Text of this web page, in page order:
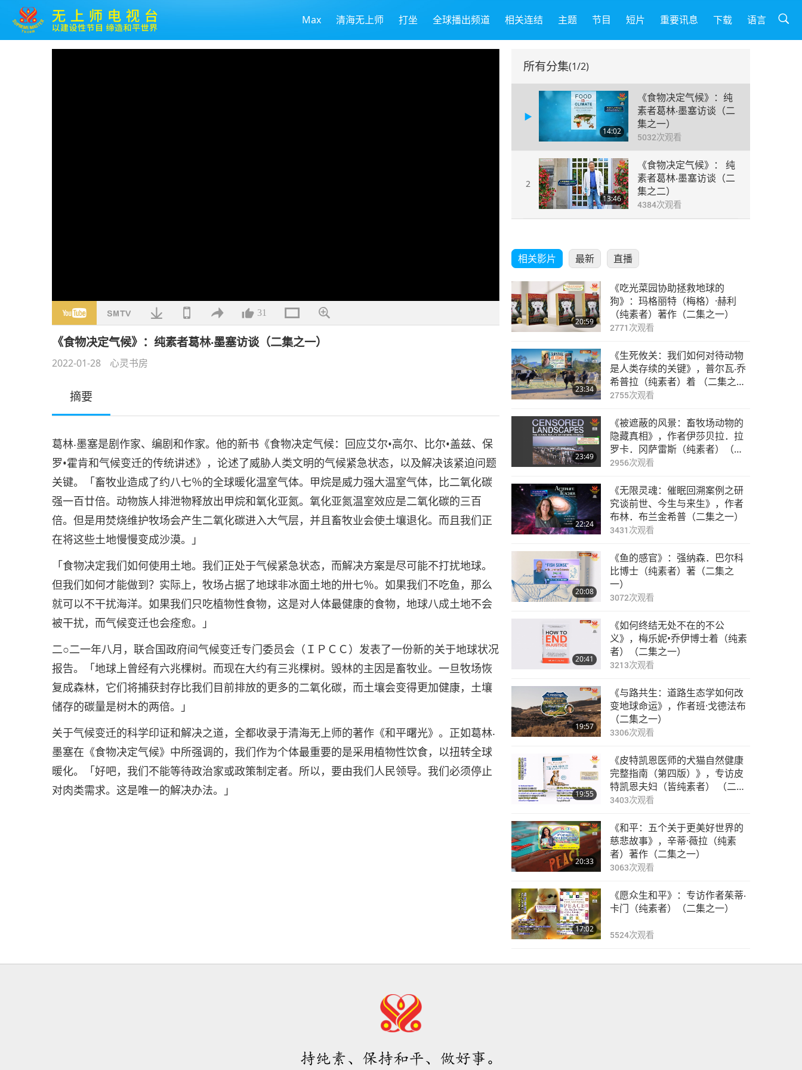
Max 清海无上师 打坐 全球播出频道 相关连结 主题 节目 短片 重要讯息 下载 语言
31
《食物决定气候》：纯素者葛林‧墨塞访谈（二集之一）
2022-01-28 心灵书房
摘要
葛林‧墨塞是剧作家、编剧和作家。他的新书《食物决定气候：回应艾尔•高尔、比尔•盖兹、保
罗•霍肯和气候变迁的传统讲述》，论述了威胁人类文明的气候紧急状态，以及解决该紧迫问题
关键。「畜牧业造成了约八七％的全球暖化温室气体。甲烷是威力强大温室气体，比二氧化碳
强一百廿倍。动物族人排泄物释放出甲烷和氧化亚氮。氧化亚氮温室效应是二氧化碳的三百
倍。但是用焚烧维护牧场会产生二氧化碳进入大气层，并且畜牧业会使土壤退化。而且我们正
在将这些土地慢慢变成沙漠。」
「食物决定我们如何使用土地。我们正处于气候紧急状态，而解决方案是尽可能不打扰地球。
但我们如何才能做到？实际上，牧场占据了地球非冰面土地的卅七％。如果我们不吃鱼，那么
就可以不干扰海洋。如果我们只吃植物性食物，这是对人体最健康的食物，地球八成土地不会
被干扰，而气候变迁也会痊愈。」
二○二一年八月，联合国政府间气候变迁专门委员会（ＩＰＣＣ）发表了一份新的关于地球状况
报告。「地球上曾经有六兆棵树。而现在大约有三兆棵树。毁林的主因是畜牧业。一旦牧场恢
复成森林，它们将捕获封存比我们目前排放的更多的二氧化碳，而土壤会变得更加健康，土壤
储存的碳量是树木的两倍。」
关于气候变迁的科学印证和解决之道，全都收录于清海无上师的著作《和平曙光》。正如葛林‧
墨塞在《食物决定气候》中所强调的，我们作为个体最重要的是采用植物性饮食，以扭转全球
暖化。「好吧，我们不能等待政治家或政策制定者。所以，要由我们人民领导。我们必须停止
对肉类需求。这是唯一的解决办法。」
所有分集(1/2)
14:02
《食物决定气候》：纯
素者葛林‧墨塞访谈（二
集之一）
5032次观看
2
13:46
《食物决定气候》： 纯
素者葛林‧墨塞访谈（二
集之二）
4384次观看
相关影片 最新 直播
20:59
《吃光菜园协助拯救地球的
狗》：玛格丽特（梅格）·赫利
（纯素者）著作（二集之一）
2771 次观看
23:34
《生死攸关：我们如何对待动物
是人类存续的关键》，普尔瓦‧乔
希普拉（纯素者）着 （二集之
一）
2755次观看
23:49
《被遮蔽的风景：畜牧场动物的
隐藏真相》，作者伊莎贝拉．拉
罗卡．冈萨雷斯（纯素者）（二
集之一）
2956次观看
22:24
《无限灵魂：催眠回溯案例之研
究谈前世、今生与来生》，作者
布林．布兰金希普（二集之一）
3431 次观看
20:08
《鱼的感官》：强纳森．巴尔科
比博士（纯素者）著（二集之
一）
3072次观看
20:41
《如何终结无处不在的不公
义》，梅乐妮•乔伊博士着（纯素
者）（二集之一）
3213次观看
19:57
《与路共生：道路生态学如何改
变地球命运》，作者班·戈德法布
（二集之一）
3306次观看
19:55
《皮特凯恩医师的犬猫自然健康
完整指南（第四版）》，专访皮
特凯恩夫妇（皆纯素者） （二集
之一）
3403次观看
20:33
《和平：五个关于更美好世界的
慈悲故事》，辛蒂·薇拉（纯素
者）著作（二集之一）
3063次观看
17:02
《愿众生和平》：专访作者茱蒂‧
卡门（纯素者）（二集之一）
5524次观看
持纯素、保持和平、做好事。